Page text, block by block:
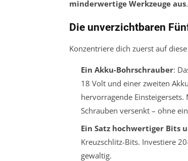
minderwertige Werkzeuge aus
Die unverzichtbaren
Konzentriere dich zuerst auf
Ein Akku-Bohrschrauber:
18 Volt und einer zweiten
hervorragende
Schrauben versenkt – ohne
Ein Satz hochwertiger Bits
Kreuzschlitz-Bits. Investiere
gewaltig.